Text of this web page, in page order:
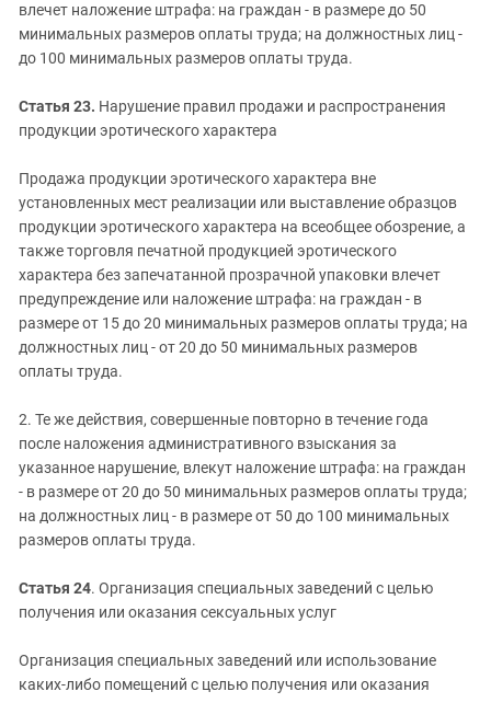
влечет наложение штрафа: на граждан - в размере до 50
минимальных размеров оплаты труда; на должностных лиц -
до 100 минимальных размеров оплаты труда.
Статья 23. Нарушение правил продажи и распространения
продукции эротического характера
Продажа продукции эротического характера вне
установленных мест реализации или выставление образцов
продукции эротического характера на всеобщее обозрение, а
также торговля печатной продукцией эротического
характера без запечатанной прозрачной упаковки влечет
предупреждение или наложение штрафа: на граждан - в
размере от 15 до 20 минимальных размеров оплаты труда; на
должностных лиц - от 20 до 50 минимальных размеров
оплаты труда.
2. Те же действия, совершенные повторно в течение года
после наложения административного взыскания за
указанное нарушение, влекут наложение штрафа: на граждан
- в размере от 20 до 50 минимальных размеров оплаты труда;
на должностных лиц - в размере от 50 до 100 минимальных
размеров оплаты труда.
Статья 24. Организация специальных заведений с целью
получения или оказания сексуальных услуг
Организация специальных заведений или использование
каких-либо помещений с целью получения или оказания